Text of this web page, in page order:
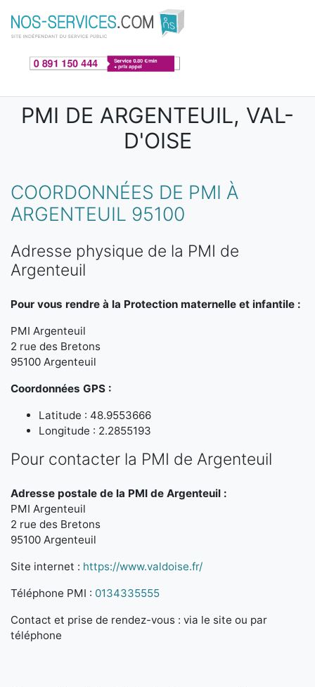
Aller au contenu principal
PMI DE ARGENTEUIL, VAL-
D'OISE
COORDONNÉES DE PMI À
ARGENTEUIL 95100
Adresse physique de la PMI de
Argenteuil
Pour vous rendre à la Protection maternelle et infantile :
PMI Argenteuil
2 rue des Bretons
95100 Argenteuil
Coordonnées GPS :
Latitude : 48.9553666
Longitude : 2.2855193
Pour contacter la PMI de Argenteuil
Adresse postale de la PMI de Argenteuil :
PMI Argenteuil
2 rue des Bretons
95100 Argenteuil
Site internet : https://www.valdoise.fr/
Téléphone PMI : 0134335555
Contact et prise de rendez-vous : via le site ou par
téléphone